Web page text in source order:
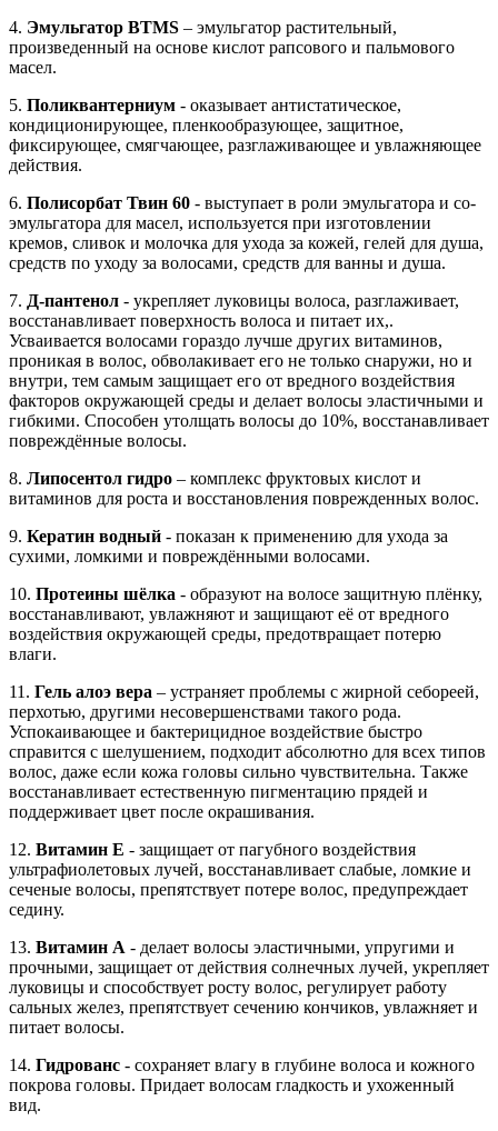
4. Эмульгатор BTMS – эмульгатор растительный,
произведенный на основе кислот рапсового и пальмового
масел.
5. Поликвантерниум - оказывает антистатическое,
кондиционирующее, пленкообразующее, защитное,
фиксирующее, смягчающее, разглаживающее и увлажняющее
действия.
6. Полисорбат Твин 60 - выступает в роли эмульгатора и со-
эмульгатора для масел, используется при изготовлении
кремов, сливок и молочка для ухода за кожей, гелей для душа,
средств по уходу за волосами, средств для ванны и душа.
7. Д-пантенол - укрепляет луковицы волоса, разглаживает,
восстанавливает поверхность волоса и питает их,.
Усваивается волосами гораздо лучше других витаминов,
проникая в волос, обволакивает его не только снаружи, но и
внутри, тем самым защищает его от вредного воздействия
факторов окружающей среды и делает волосы эластичными и
гибкими. Способен утолщать волосы до 10%, восстанавливает
повреждённые волосы.
8. Липосентол гидро – комплекс фруктовых кислот и
витаминов для роста и восстановления поврежденных волос.
9. Кератин водный - показан к применению для ухода за
сухими, ломкими и повреждёнными волосами.
10. Протеины шёлка - образуют на волосе защитную плёнку,
восстанавливают, увлажняют и защищают её от вредного
воздействия окружающей среды, предотвращает потерю
влаги.
11. Гель алоэ вера – устраняет проблемы с жирной себореей,
перхотью, другими несовершенствами такого рода.
Успокаивающее и бактерицидное воздействие быстро
справится с шелушением, подходит абсолютно для всех типов
волос, даже если кожа головы сильно чувствительна. Также
восстанавливает естественную пигментацию прядей и
поддерживает цвет после окрашивания.
12. Витамин Е - защищает от пагубного воздействия
ультрафиолетовых лучей, восстанавливает слабые, ломкие и
сеченые волосы, препятствует потере волос, предупреждает
седину.
13. Витамин А - делает волосы эластичными, упругими и
прочными, защищает от действия солнечных лучей, укрепляет
луковицы и способствует росту волос, регулирует работу
сальных желез, препятствует сечению кончиков, увлажняет и
питает волосы.
14. Гидрованс - сохраняет влагу в глубине волоса и кожного
покрова головы. Придает волосам гладкость и ухоженный
вид.